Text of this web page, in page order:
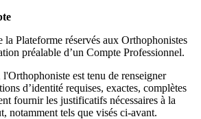
la Plateforme réservés aux Orthophonistes
préalable d’un Compte Professionnel.
est tenu de renseigner
d’identité requises, exactes, complètes
fournir les justificatifs nécessaires à la
notamment tels que visés ci-avant.